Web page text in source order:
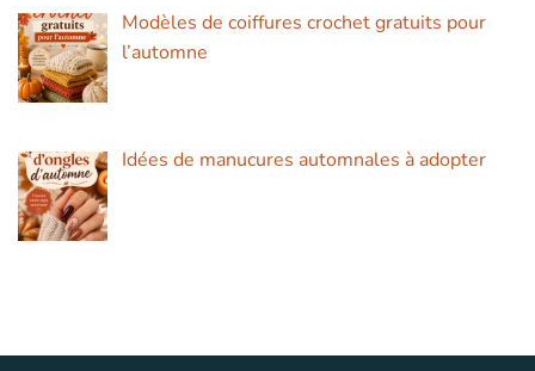
Modèles de coiffures crochet gratuits pour
l’automne
Idées de manucures automnales à adopter